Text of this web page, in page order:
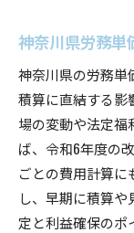
ント
するか
設備工
定
公共工
職人単
令和6
神奈川県労務単
神奈川県の労務単
積算に直結する影
場の変動や法定福
ば、令和6年度の
ごとの費用計算
し、早期に積算
定と利益確保のポ